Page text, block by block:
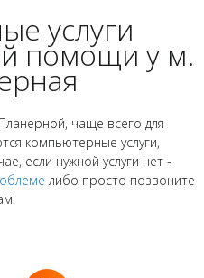
услуги
помощи у м.
чаще всего для
компьютерные услуги,
если нужной услуги нет -
либо просто позвоните